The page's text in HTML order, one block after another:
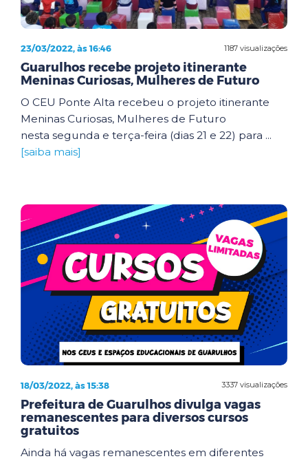
1187 visualizações
23/03/2022, às 16:46
Guarulhos recebe projeto itinerante
Meninas Curiosas, Mulheres de Futuro
O CEU Ponte Alta recebeu o projeto itinerante
Meninas Curiosas, Mulheres de Futuro
nesta segunda e terça-feira (dias 21 e 22) para ...
[saiba mais]
3337 visualizações
18/03/2022, às 15:38
Prefeitura de Guarulhos divulga vagas
remanescentes para diversos cursos
gratuitos
Ainda há vagas remanescentes em diferentes